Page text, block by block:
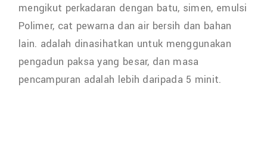
mengikut perkadaran dengan batu, simen, emulsi
Polimer, cat pewarna dan air bersih dan bahan
lain. adalah dinasihatkan untuk menggunakan
pengadun paksa yang besar, dan masa
pencampuran adalah lebih daripada 5 minit.